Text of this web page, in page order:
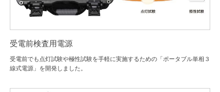
受電前検査用電源
受電前でも点灯試験や極性試験を手軽に実施するための「ポータブル単相３
線式電源」を開発しました。